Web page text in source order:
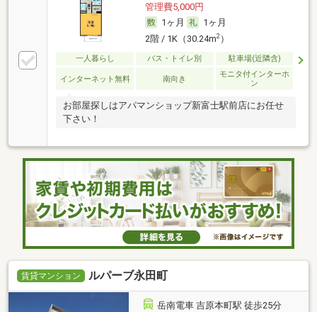
管理費5,000円
1ヶ月
1ヶ月
2階 / 1K（30.24m2）
一人暮らし バス・トイレ別 駐車場(近隣含)
インターネット無料 南向き
モニタ付インターホ
ン
お部屋探しはアパマンショップ新富士駅前店にお任せ
下さい！
賃貸マンション ルパーブ永田町
岳南電車 吉原本町駅 徒歩25分